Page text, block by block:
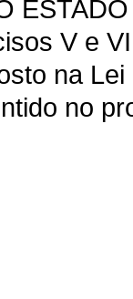
V e
na
no